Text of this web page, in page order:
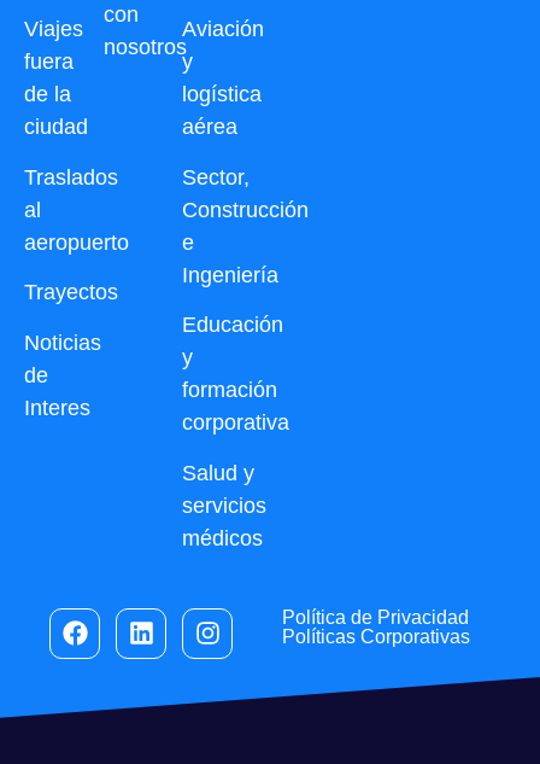
Viajes
fuera
de la
ciudad
Traslados
al
aeropuerto
Trayectos
Noticias
de
Interes
Aviación
y
logística
aérea
Sector,
Construcción
e
Ingeniería
Educación
y
formación
corporativa
Salud y
servicios
médicos
con
nosotros
Política de Privacidad
Políticas Corporativas